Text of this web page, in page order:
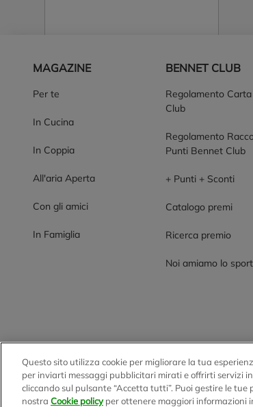
MAGAZINE
Per te
In Cucina
In Coppia
All'aria Aperta
Con gli amici
In Famiglia
BENNET CLUB
Regolamento
Club
Regolamento
Punti Bennet Club
+ Punti + Sconti
Catalogo premi
Ricerca premio
Noi amiamo lo sport
BENNET S.p.A.
Sede Amministrativa e Commerciale: Via Enzo
Questo sito utilizza cookie per migliorare la tua
per inviarti messaggi pubblicitari mirati e offrirti servizi
cliccando sul pulsante “Accetta tutti”. Puoi gestire le
nostra Cookie policyper ottenere maggiori informazioni